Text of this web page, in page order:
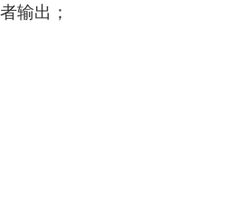
输出；